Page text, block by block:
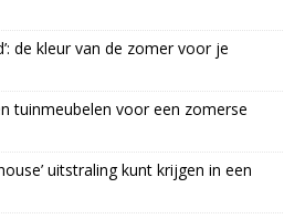
de kleur van de zomer voor je
tuinmeubelen voor een zomerse
uitstraling kunt krijgen in een